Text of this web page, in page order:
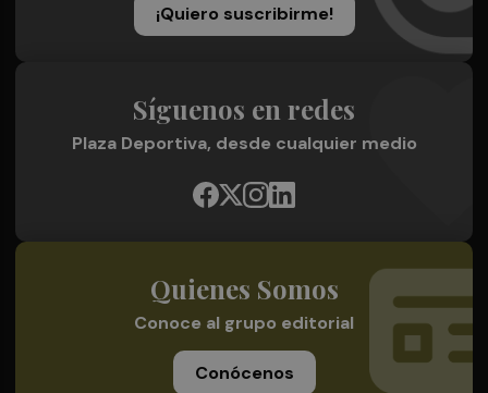
¡Quiero suscribirme!
Síguenos en redes
Plaza Deportiva, desde cualquier medio
Quienes Somos
Conoce al grupo editorial
Conócenos